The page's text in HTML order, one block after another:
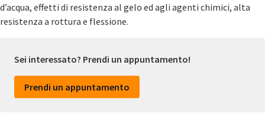
d’acqua, effetti di resistenza al gelo ed agli agenti chimici, alta
resistenza a rottura e flessione.
Sei interessato? Prendi un appuntamento!
Prendi un appuntamento